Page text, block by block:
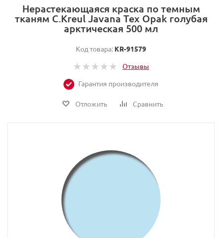
Нерастекающаяся краска по темным
тканям C.Kreul Javana Tex Opak голубая
арктическая 500 мл
Код товара: KR-91579
Отзывы
Гарантия производителя
Отложить Сравнить